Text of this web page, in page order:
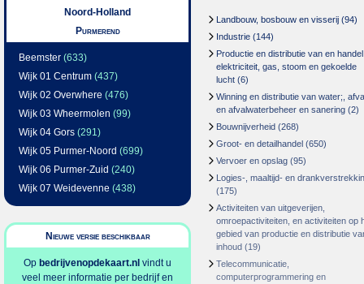
Noord-Holland
Purmerend
Beemster (633)
Wijk 01 Centrum (437)
Wijk 02 Overwhere (476)
Wijk 03 Wheermolen (99)
Wijk 04 Gors (291)
Wijk 05 Purmer-Noord (699)
Wijk 06 Purmer-Zuid (240)
Wijk 07 Weidevenne (438)
Nieuwe versie beschikbaar
Op bedrijvenopdekaart.nl vindt u
veel meer informatie per bedrijf en
Landbouw, bosbouw en visserij (94)
Industrie (144)
Productie en distributie van en
elektriciteit, gas, stoom en gekoelde
lucht (6)
Winning en distributie van water;,
en afvalwaterbeheer en sanering (2)
Bouwnijverheid (268)
Groot- en detailhandel (650)
Vervoer en opslag (95)
Logies-, maaltijd- en
(175)
Activiteiten van uitgeverijen,
omroepactiviteiten, en activiteiten op
gebied van productie en distributie
inhoud (19)
Telecommunicatie,
computerprogrammering en